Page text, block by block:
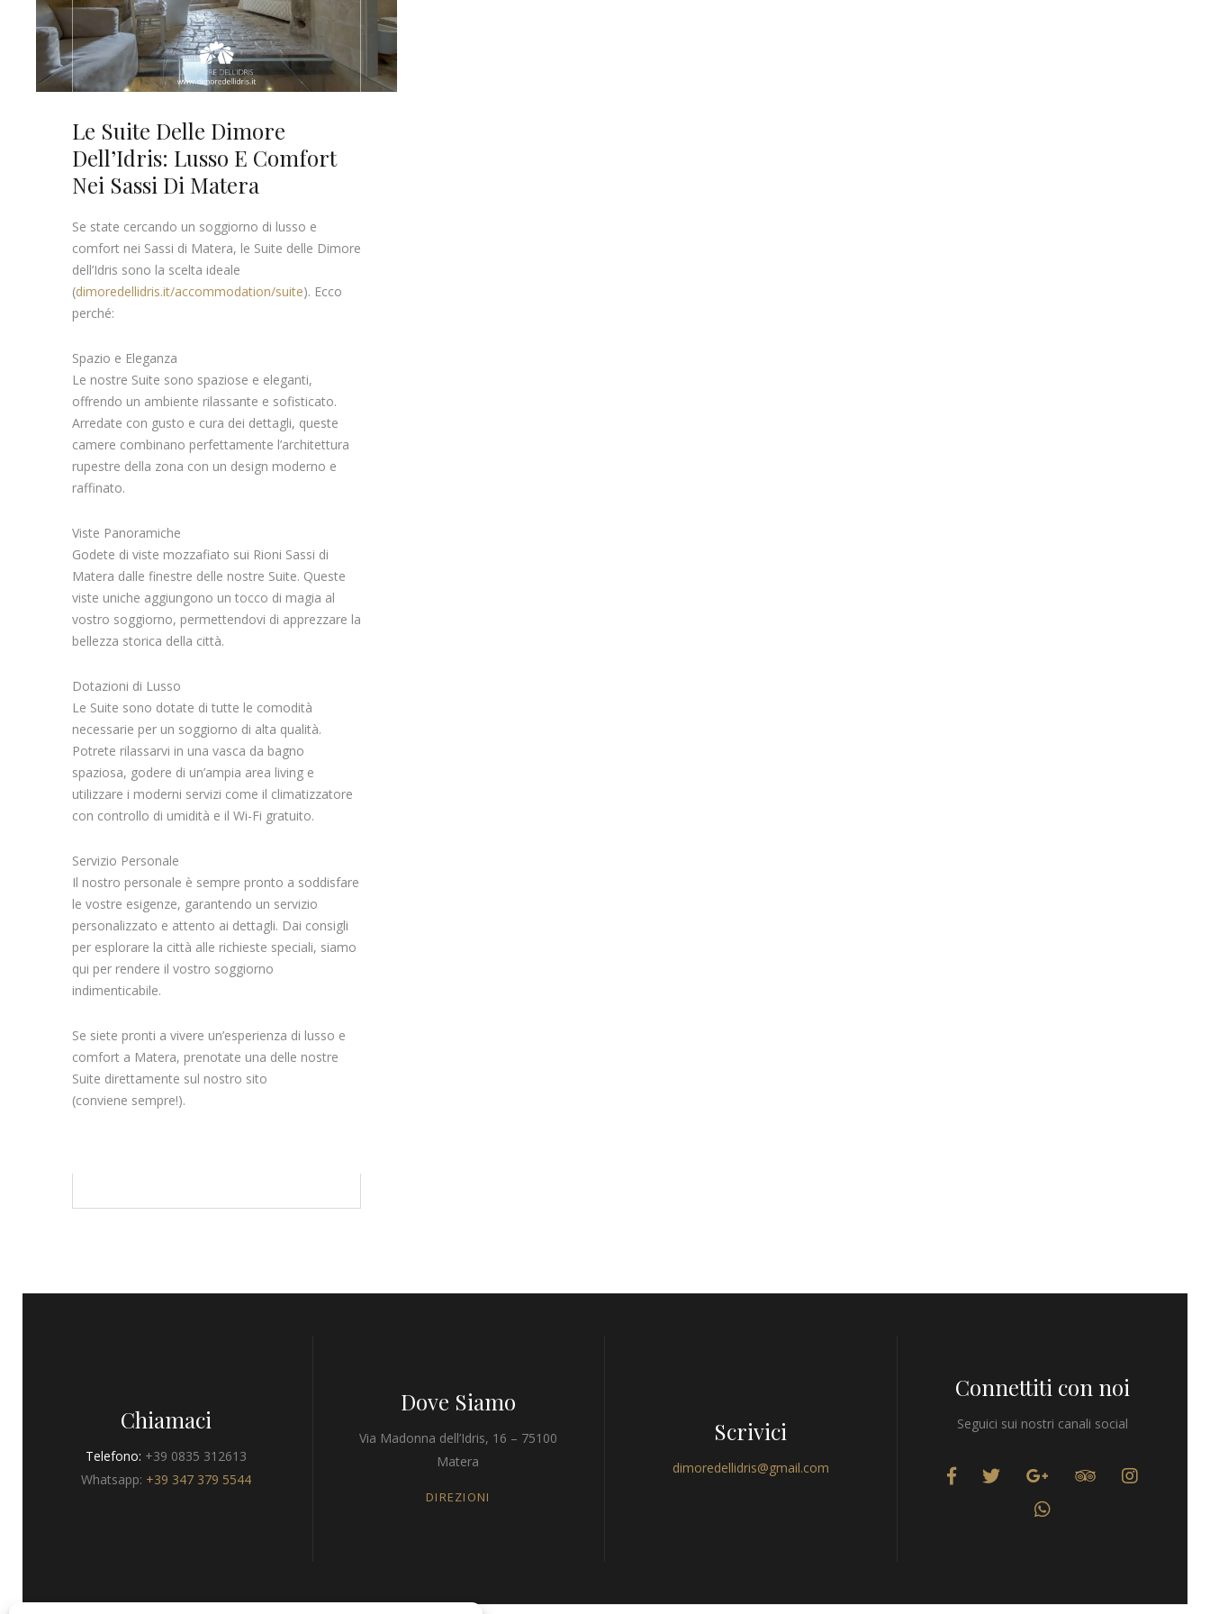
Le Suite Delle Dimore
Dell’Idris: Lusso E Comfort
Nei Sassi Di Matera
Se state cercando un soggiorno di lusso e
comfort nei Sassi di Matera, le Suite delle Dimore
dell’Idris sono la scelta ideale
(dimoredellidris.it/accommodation/suite). Ecco
perché:
Spazio e Eleganza
Le nostre Suite sono spaziose e eleganti,
offrendo un ambiente rilassante e sofisticato.
Arredate con gusto e cura dei dettagli, queste
camere combinano perfettamente l’architettura
rupestre della zona con un design moderno e
raffinato.
Viste Panoramiche
Godete di viste mozzafiato sui Rioni Sassi di
Matera dalle finestre delle nostre Suite. Queste
viste uniche aggiungono un tocco di magia al
vostro soggiorno, permettendovi di apprezzare la
bellezza storica della città.
Dotazioni di Lusso
Le Suite sono dotate di tutte le comodità
necessarie per un soggiorno di alta qualità.
Potrete rilassarvi in una vasca da bagno
spaziosa, godere di un’ampia area living e
utilizzare i moderni servizi come il climatizzatore
con controllo di umidità e il Wi-Fi gratuito.
Servizio Personale
Il nostro personale è sempre pronto a soddisfare
le vostre esigenze, garantendo un servizio
personalizzato e attento ai dettagli. Dai consigli
per esplorare la città alle richieste speciali, siamo
qui per rendere il vostro soggiorno
indimenticabile.
Se siete pronti a vivere un’esperienza di lusso e
comfort a Matera, prenotate una delle nostre
Suite direttamente sul nostro sito
(conviene sempre!).
Chiamaci
Telefono: +39 0835 312613
Whatsapp: +39 347 379 5544
Dove Siamo
Via Madonna dell’Idris, 16 – 75100
Matera
DIREZIONI
Scrivici
dimoredellidris@gmail.com
Connettiti con noi
Seguici sui nostri canali social